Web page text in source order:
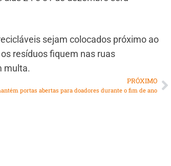
sejam colocados próximo ao
resíduos fiquem nas ruas
multa.
PRÓXIMO
portas abertas para doadores durante o fim de ano